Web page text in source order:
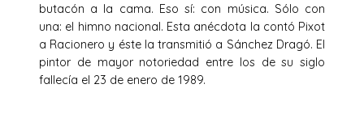
butacón a la cama. Eso sí: con música. Sólo con
una: el himno nacional. Esta anécdota la contó Pixot
a Racionero y éste la transmitió a Sánchez Dragó. El
pintor de mayor notoriedad entre los de su siglo
fallecía el 23 de enero de 1989.